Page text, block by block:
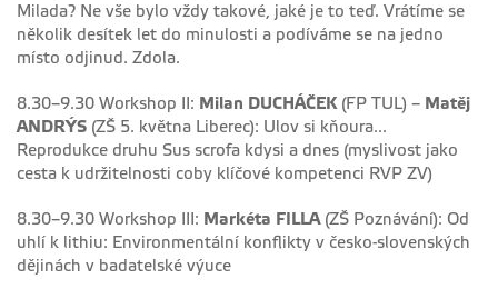
Milada? Ne vše bylo vždy takové, jaké je to teď. Vrátíme se
několik desítek let do minulosti a podíváme se na jedno
místo odjinud. Zdola.
8.30–9.30 Workshop II: Milan DUCHÁČEK(FP TUL) – Matěj
ANDRÝS (ZŠ 5. května Liberec): Ulov si kňoura...
Reprodukce druhu Sus scrofa kdysi a dnes (myslivost jako
cesta k udržitelnosti coby klíčové kompetenci RVP ZV)
8.30–9.30 Workshop III: Markéta FILLA (ZŠ Poznávání): Od
uhlí k lithiu: Environmentální konflikty v česko-slovenských
dějinách v badatelské výuce